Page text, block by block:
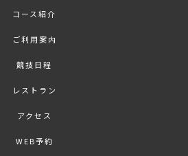
コース紹介
ご利用案内
競技日程
レストラン
アクセス
WEB予約